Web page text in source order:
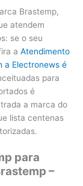
Brastemp,
atendem
se o seu
aAtendimento
a Electronews é
para
é
a marca do
lista centenas
para
–